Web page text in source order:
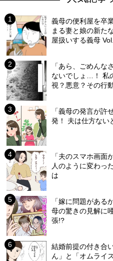
義母の便利屋を卒
まる妻と娘の新た
屋扱いする義母
「あら、ごめんな
ないでしょ…！ 私
視？悪意？その行
「義母の発言が
発！ 夫は仕方ない
「夫のスマホ画
人のように変わっ
は
「嫁に問題がある
母の驚きの見解に
張!?
結婚前提の付き合
ん」と「オムライ